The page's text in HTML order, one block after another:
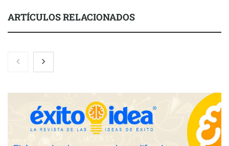
ARTÍCULOS RELACIONADOS
Gestoría Online reduce a unas horas el alta de autónomo